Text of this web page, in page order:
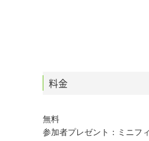
料金
無料
参加者プレゼント：ミニフ